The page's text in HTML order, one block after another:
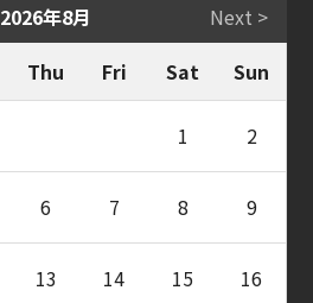
2026年8月
Next >
Thu Fri Sat Sun
1 2
6 7 8 9
13 14 15 16